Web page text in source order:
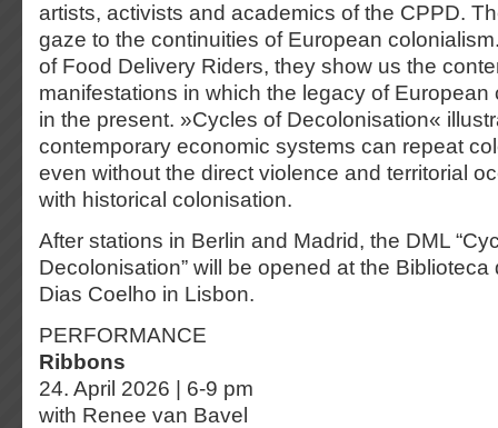
artists, activists and academics of the CPPD.
gaze to the continuities of European
of Food Delivery Riders, they show us the
manifestations in which the legacy of European
in the present. »Cycles of Decolonisation«
contemporary economic systems can repeat
even without the direct violence and territorial
with historical colonisation.
After stations in Berlin and Madrid, the DML
Decolonisation” will be opened at the Biblioteca
Dias Coelho in Lisbon.
PERFORMANCE
Ribbons
24. April 2026 | 6-9 pm
with Renee van Bavel